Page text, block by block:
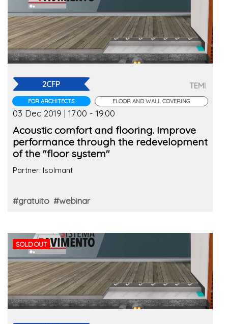
2CFP
FOR ARCHITECTS
TEMI
FLOOR AND WALL COVERING
03 Dec 2019 | 17.00 - 19.00
Acoustic comfort and flooring. Improve
performance through the redevelopment
of the "floor system"
Partner: Isolmant
#gratuito #webinar
SOLD OUT